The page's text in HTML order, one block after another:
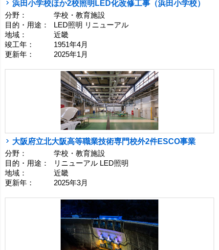
浜田小学校ほか2校照明LED化改修工事（浜田小学校）
分野：
学校・教育施設
目的・用途：
LED照明 リニューアル
地域：
近畿
竣工年：
1951年4月
更新年：
2025年1月
大阪府立北大阪高等職業技術専門校外2件ESCO事業
分野：
学校・教育施設
目的・用途：
リニューアル LED照明
地域：
近畿
更新年：
2025年3月